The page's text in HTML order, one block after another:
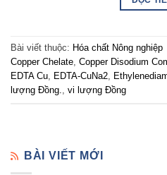
Bài viết thuộc: Hóa chất Nông nghiệp
Copper Chelate, Copper Disodium
EDTA Cu, EDTA-CuNa2,
lượng Đồng., vi lượng Đồng
BÀI VIẾT MỚI